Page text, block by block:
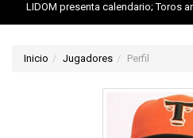
LIDOM presenta calendario; Toros
Inicio Jugadores Perfil